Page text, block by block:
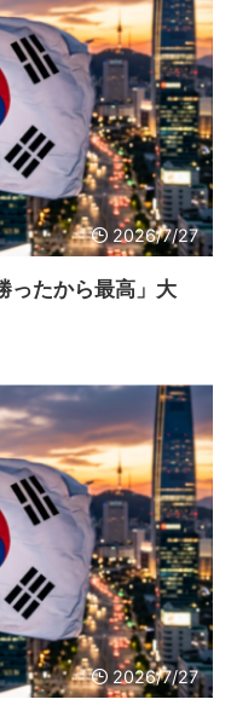
2026/7/27
ったから最高」大
2026/7/27